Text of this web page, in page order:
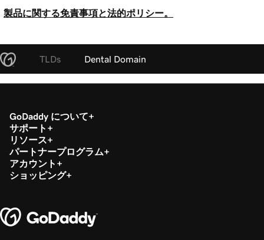
製品に関する免責事項と法的ポリシー。
TLDs Dental Domain
GoDaddy について
サポート
リソース
パートナープログラム
アカウント
ショッピング